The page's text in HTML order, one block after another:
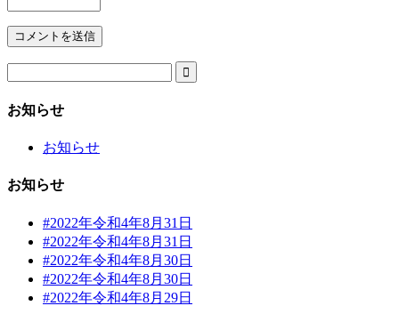

お知らせ
お知らせ
お知らせ
#2022年令和4年8月31日
#2022年令和4年8月31日
#2022年令和4年8月30日
#2022年令和4年8月30日
#2022年令和4年8月29日